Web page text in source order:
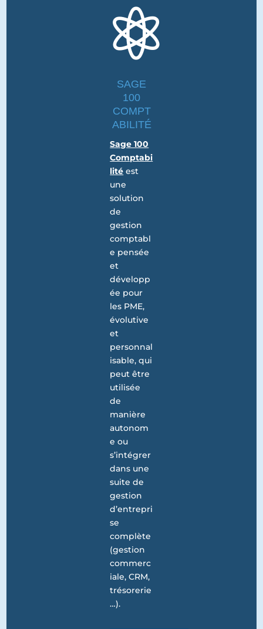

SAGE
100
COMPT
ABILITÉ
Sage 100
Comptabi
lité est
une
solution
de
gestion
comptabl
e pensée
et
développ
ée pour
les PME,
évolutive
et
personnal
isable, qui
peut être
utilisée
de
manière
autonom
e ou
s’intégrer
dans une
suite de
gestion
d’entrepri
se
complète
(gestion
commerc
iale, CRM,
trésorerie
…).